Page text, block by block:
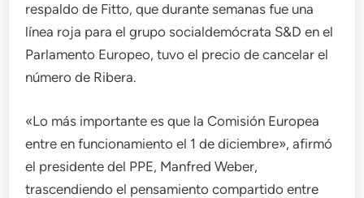
respaldo de Fitto, que durante semanas fue una
línea roja para el grupo socialdemócrata S&D en el
Parlamento Europeo, tuvo el precio de cancelar el
número de Ribera.
«Lo más importante es que la Comisión Europea
entre en funcionamiento el 1 de diciembre», afirmó
el presidente del PPE, Manfred Weber,
trascendiendo el pensamiento compartido entre